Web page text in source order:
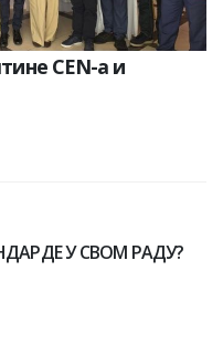
CEN-а и
У СВОМ РАДУ?